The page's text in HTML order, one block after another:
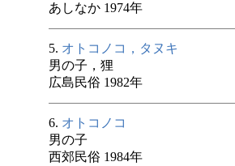
あしなか 1974年
5. オトコノコ，タヌキ
男の子，狸
広島民俗 1982年
6. オトコノコ
男の子
西郊民俗 1984年